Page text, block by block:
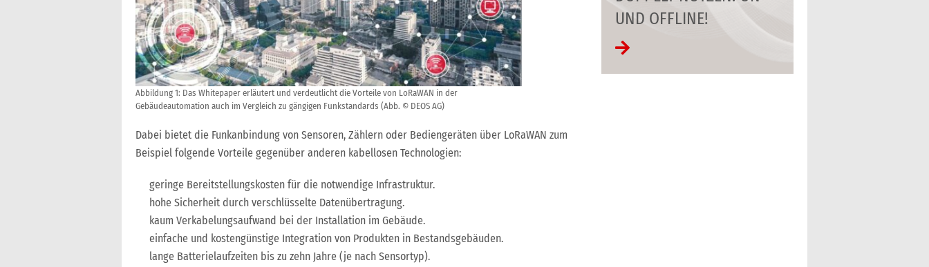
Abbildung 1: Das Whitepaper erläutert und verdeutlicht die Vorteile von LoRaWAN in der
Gebäudeautomation auch im Vergleich zu gängigen Funkstandards (Abb. © DEOS AG)
Dabei bietet die Funkanbindung von Sensoren, Zählern oder Bediengeräten über LoRaWAN zum
Beispiel folgende Vorteile gegenüber anderen kabellosen Technologien:
geringe Bereitstellungskosten für die notwendige Infrastruktur.
hohe Sicherheit durch verschlüsselte Datenübertragung.
kaum Verkabelungsaufwand bei der Installation im Gebäude.
einfache und kostengünstige Integration von Produkten in Bestandsgebäuden.
lange Batterielaufzeiten bis zu zehn Jahre (je nach Sensortyp).
DOPPELT NUTZEN. ON-